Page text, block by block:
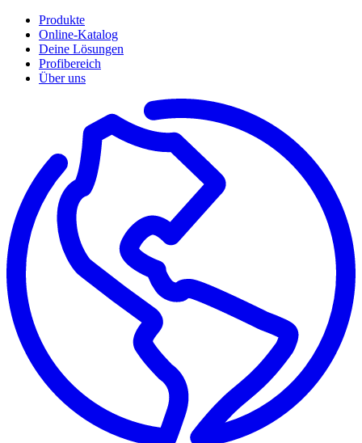
Produkte
Online-Katalog
Deine Lösungen
Profibereich
Über uns